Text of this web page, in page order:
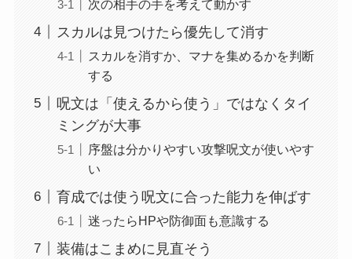
次の相手の手を考えて動かす
スカルは見つけたら優先して消す
スカルを消すか、マナを集めるかを判断
する
呪文は「使えるから使う」ではなくタイ
ミングが大事
序盤は分かりやすい攻撃呪文が使いやす
い
育成では使う呪文に合った能力を伸ばす
迷ったらHPや防御面も意識する
装備はこまめに見直そう